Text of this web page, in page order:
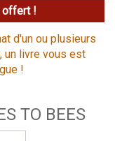
offert !
d'un ou plusieurs
un livre vous est
!
TO BEES